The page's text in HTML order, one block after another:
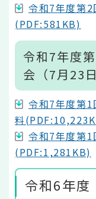
令和7年度第2
(PDF:581KB)
令和7年度
会（7月23日
令和7年度第1
料
令和7年度第1
(PDF:1,281KB)
令和6年度